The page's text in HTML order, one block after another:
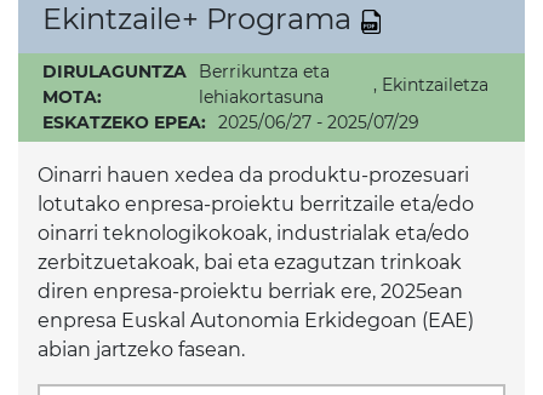
Ekintzaile+ Programa
DIRULAGUNTZA
MOTA:
Berrikuntza eta
lehiakortasuna
, Ekintzailetza
ESKATZEKO EPEA:
2025/06/27 - 2025/07/29
Oinarri hauen xedea da produktu-prozesuari
lotutako enpresa-proiektu berritzaile eta/edo
oinarri teknologikokoak, industrialak eta/edo
zerbitzuetakoak, bai eta ezagutzan trinkoak
diren enpresa-proiektu berriak ere, 2025ean
enpresa Euskal Autonomia Erkidegoan (EAE)
abian jartzeko fasean.